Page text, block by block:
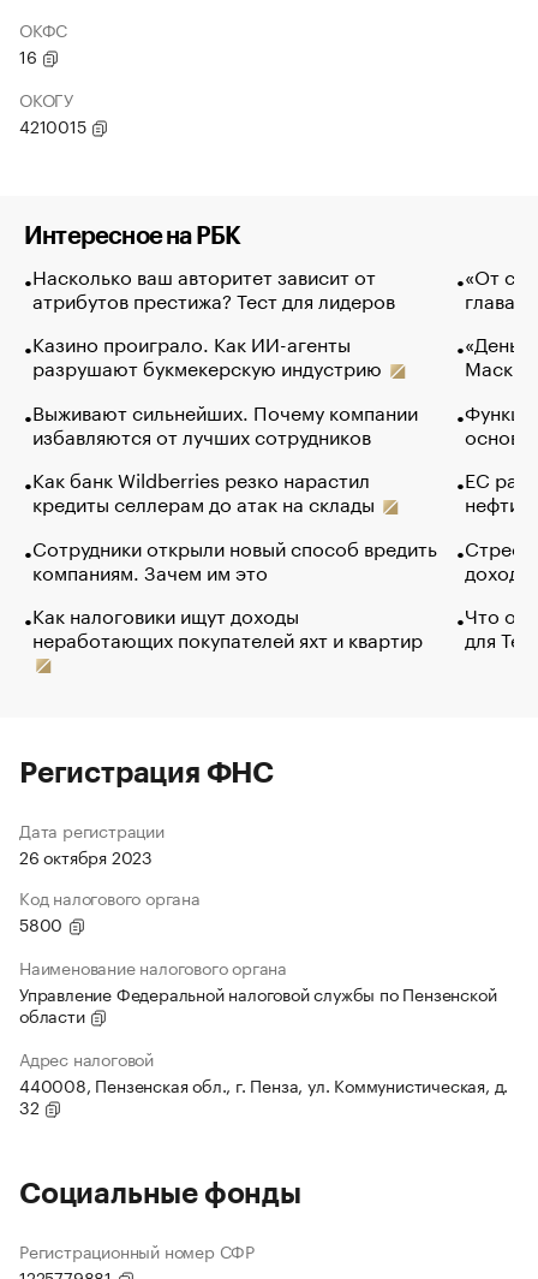
ОКФС
16
ОКОГУ
4210015
Интересное на РБК
Насколько ваш авторитет зависит от
атрибутов престижа? Тест для лидеров
Казино проиграло. Как ИИ-агенты
разрушают букмекерскую индустрию
Выживают сильнейших. Почему компании
избавляются от лучших сотрудников
Как банк Wildberries резко нарастил
кредиты селлерам до атак на склады
Сотрудники открыли новый способ вредить
компаниям. Зачем им это
Как налоговики ищут доходы
неработающих покупателей яхт и квартир
«От
глава
Маск в
основ
ЕС
нефти
Что
для
Регистрация ФНС
Дата регистрации
26 октября 2023
Код налогового органа
5800
Наименование налогового органа
Управление Федеральной налоговой службы по Пензенской
области
Адрес налоговой
440008, Пензенская обл., г. Пенза, ул. Коммунистическая, д.
32
Социальные фонды
Регистрационный номер СФР